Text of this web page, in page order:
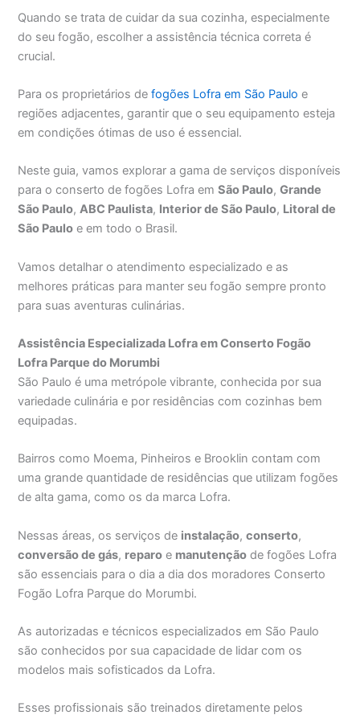
Quando se trata de cuidar da sua cozinha, especialmente
do seu fogão, escolher a assistência técnica correta é
crucial.
Para os proprietários defogões Lofra em São Paulo e
regiões adjacentes, garantir que o seu equipamento esteja
em condições ótimas de uso é essencial.
Neste guia, vamos explorar a gama de serviços disponíveis
para o conserto de fogões Lofra emSão Paulo,Grande
São Paulo,ABC Paulista, Interior de São Paulo, Litoral de
São Paulo e em todo o Brasil.
Vamos detalhar o atendimento especializado e as
melhores práticas para manter seu fogão sempre pronto
para suas aventuras culinárias.
Assistência Especializada Lofra em Conserto Fogão
Lofra Parque do Morumbi
São Paulo é uma metrópole vibrante, conhecida por sua
variedade culinária e por residências com cozinhas bem
equipadas.
Bairros como Moema, Pinheiros e Brooklin contam com
uma grande quantidade de residências que utilizam fogões
de alta gama, como os da marca Lofra.
Nessas áreas, os serviços de instalação,conserto,
conversão de gás, reparo e manutenção de fogões Lofra
são essenciais para o dia a dia dos moradores Conserto
Fogão Lofra Parque do Morumbi.
As autorizadas e técnicos especializados em São Paulo
são conhecidos por sua capacidade de lidar com os
modelos mais sofisticados da Lofra.
Esses profissionais são treinados diretamente pelos